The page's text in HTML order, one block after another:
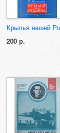
Крылья нашей
200 р.